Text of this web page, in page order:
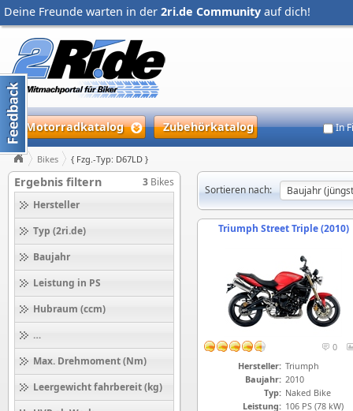
Deine Freunde warten in der 2ri.de Community auf dich!
Motorradkatalog Zubehörkatalog In
Bikes { Fzg.-Typ: D67LD }
Ergebnis filtern 3 Bikes
Hersteller
Typ (2ri.de)
Baujahr
Leistung in PS
Hubraum (ccm)
Höchstgeschwindigkeit (km/h)
Max. Drehmoment (Nm)
Leergewicht fahrbereit (kg)
Sortieren nach:
Triumph Street Triple (2010)
0
Hersteller: Triumph
Baujahr: 2010
Typ: Naked Bike
Leistung: 106 PS (78 kW)